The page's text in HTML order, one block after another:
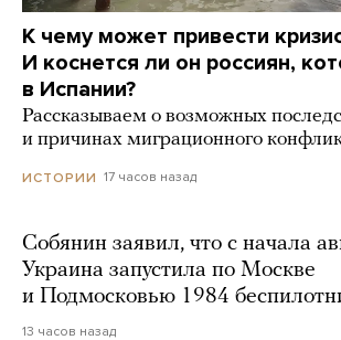
К чему может привести
И коснется ли он россиян,
в Испании?
Рассказываем о возможных
и причинах миграционного
ИСТОРИИ 17 часов назад
Собянин заявил, что с начала
Украина запустила по Москве
и Подмосковью 1984
13 часов назад